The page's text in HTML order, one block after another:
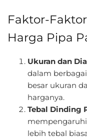
Faktor-
Harga Pipa
Ukuran dan
dalam
besar ukuran
harganya.
Tebal Dinding
lebih tebal